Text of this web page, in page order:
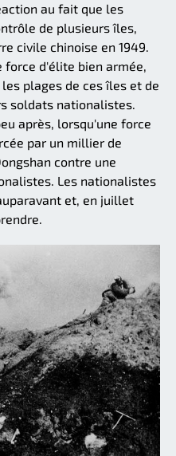
au fait que les
de plusieurs îles,
civile chinoise en 1949.
force d'élite bien armée,
plages de ces îles et de
soldats nationalistes.
après, lorsqu'une force
par un millier de
contre une
Les nationalistes
et, en juillet